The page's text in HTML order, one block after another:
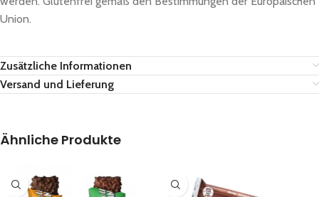
Union.
Zusätzliche Informationen
Versand und Lieferung
Ähnliche Produkte